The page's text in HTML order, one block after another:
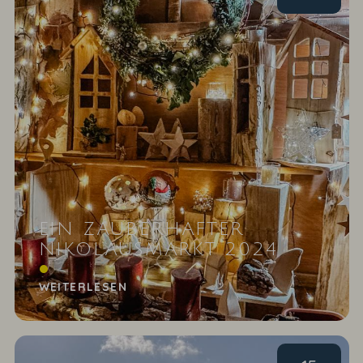
EIN ZAUBERHAFTER
NIKOLAUSMARKT 2024
Dank an unsere Aussteller und Gäste
WEITERLESEN